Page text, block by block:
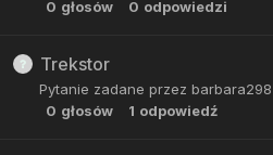
0 głosów 0 odpowiedzi
Trekstor
Pytanie zadane przez
0 głosów 1 odpowiedź